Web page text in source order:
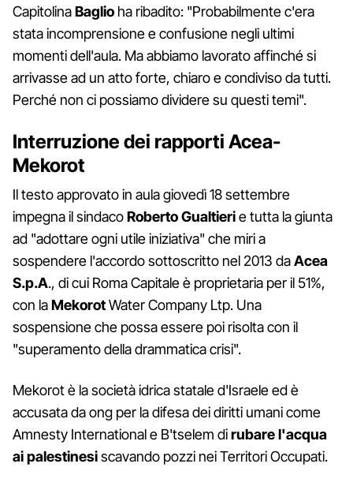
CapitolinaBaglio ha ribadito: "Probabilmente c'era
stata incomprensione e confusione negli ultimi
momenti dell'aula. Ma abbiamo lavorato affinché si
arrivasse ad un atto forte, chiaro e condiviso da tutti.
Perché non ci possiamo dividere su questi temi".
Interruzione dei rapporti Acea-
Mekorot
Il testo approvato in aula giovedì 18 settembre
impegna il sindacoRoberto Gualtierie tutta la giunta
ad "adottare ogni utile iniziativa" che miri a
sospendere l'accordo sottoscritto nel 2013 daAcea
S.p.A., di cui Roma Capitale è proprietaria per il 51%,
con laMekorotWater Company Ltp. Una
sospensione che possa essere poi risolta con il
"superamento della drammatica crisi".
Mekorot è la società idrica statale d'Israele ed è
accusata da ong per la difesa dei diritti umani come
Amnesty International e B'tselem dirubare l'acqua
ai palestinesiscavando pozzi nei Territori Occupati.